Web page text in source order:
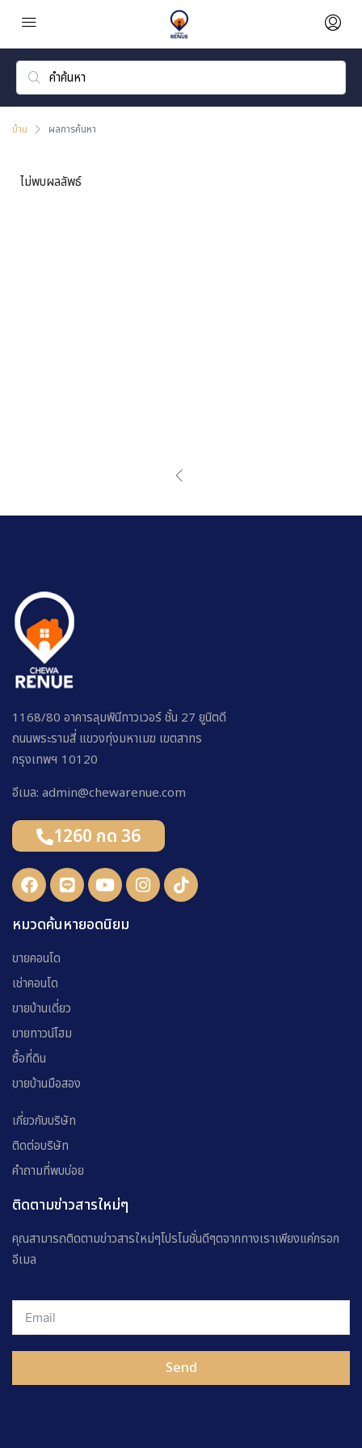
บ้าน ผลการค้นหา
ไม่พบผลลัพธ์
1168/80 อาคารลุมพินีทาวเวอร์ ชั้น 27 ยูนิตดี
ถนนพระรามสี่ แขวงทุ่งมหาเมฆ เขตสาทร
กรุงเทพฯ 10120
อีเมล: admin@chewarenue.com
1260 กด 36
หมวดค้นหายอดนิยม
ขายคอนโด
เช่าคอนโด
ขายบ้านเดี่ยว
ขายทาวน์โฮม
ซื้อที่ดิน
ขายบ้านมือสอง
เกี่ยวกับบริษัท
ติดต่อบริษัท
คำถามที่พบบ่อย
ติดตามข่าวสารใหม่ๆ
คุณสามารถติดตามข่าวสารใหม่ๆโปรโมชั่นดีๆตจากทางเราเพียงแค่กรอก
อีเมล
Send